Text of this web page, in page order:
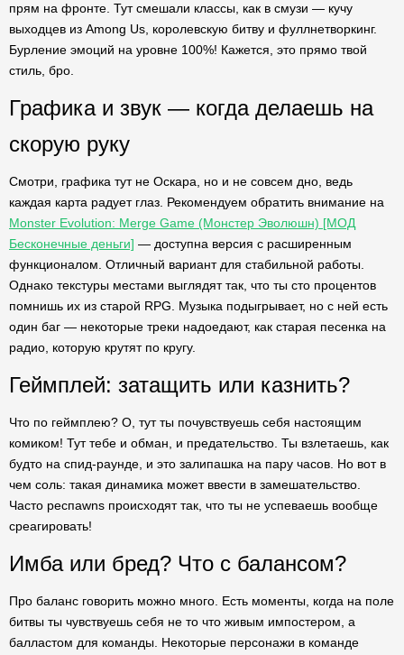
прям на фронте. Тут смешали классы, как в смузи — кучу
выходцев из Among Us, королевскую битву и фуллнетворкинг.
Бурление эмоций на уровне 100%! Кажется, это прямо твой
стиль, бро.
Графика и звук — когда делаешь на
скорую руку
Смотри, графика тут не Оскара, но и не совсем дно, ведь
каждая карта радует глаз. Рекомендуем обратить внимание на
Monster Evolution: Merge Game (Монстер Эволюшн) [МОД
Бесконечные деньги] — доступна версия с расширенным
функционалом. Отличный вариант для стабильной работы.
Однако текстуры местами выглядят так, что ты сто процентов
помнишь их из старой RPG. Музыка подыгрывает, но с ней есть
один баг — некоторые треки надоедают, как старая песенка на
радио, которую крутят по кругу.
Геймплей: затащить или казнить?
Что по геймплею? О, тут ты почувствуешь себя настоящим
комиком! Тут тебе и обман, и предательство. Ты взлетаешь, как
будто на спид-раунде, и это залипашка на пару часов. Но вот в
чем соль: такая динамика может ввести в замешательство.
Часто респawns происходят так, что ты не успеваешь вообще
среагировать!
Имба или бред? Что с балансом?
Про баланс говорить можно много. Есть моменты, когда на поле
битвы ты чувствуешь себя не то что живым импостером, а
балластом для команды. Некоторые персонажи в команде